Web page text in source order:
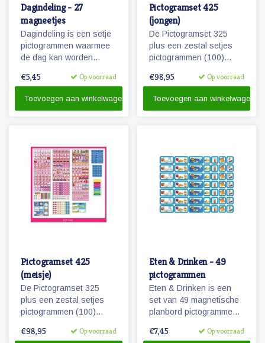
Dagindeling - 27
magneetjes
Dagindeling is een setje
pictogrammen waarmee
de dag kan worden
onderverdeeld en
worden gemarkeerd.
€5,45 Op voorraad
Toevoegen aan winkelwagen
Pictogramset 425
(jongen)
De Pictogramset 325
plus een zestal setjes
pictogrammen (100)
maanden, dagen van de
belonen.
€98,95 Op voorraad
Toevoegen aan winkelwagen
Pictogramset 425
(meisje)
De Pictogramset 325
plus een zestal setjes
pictogrammen (100)
maanden, dagen van de
€98,95 Op voorraad
Eten & Drinken - 49
pictogrammen
Eten & Drinken is een
set van 49 magnetische
planbord pictogrammen
€7,45 Op voorraad